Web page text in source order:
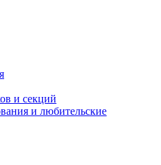
и секций
и любительские